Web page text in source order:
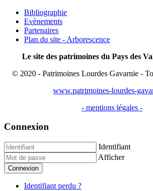
Bibliographie
Evènements
Partenaires
Plan du site - Arborescence
Le site des patrimoines du Pays des
© 2020 - Patrimoines Lourdes Gavarnie -
www.patrimoines-lourdes-
- mentions légales -
Connexion
Identifiant
Afficher
Connexion
Identifiant perdu ?